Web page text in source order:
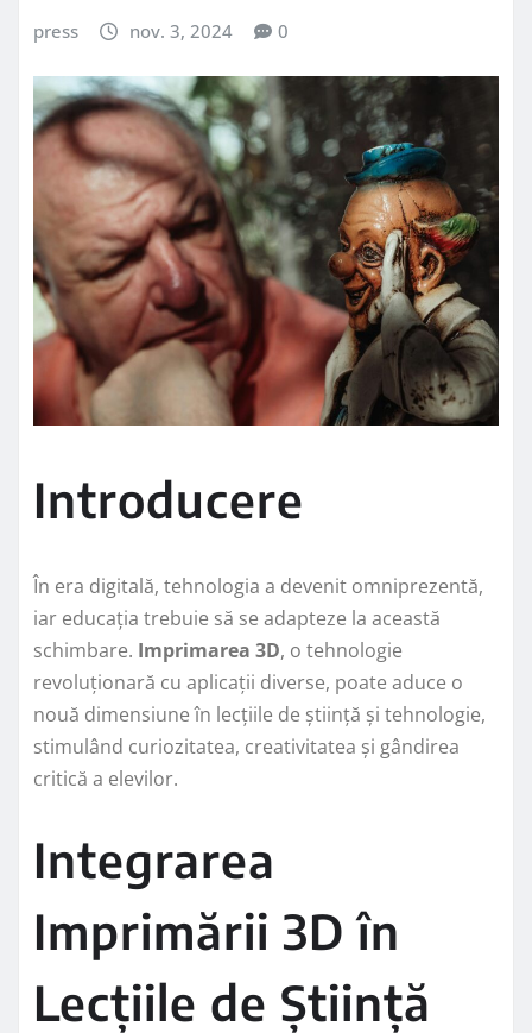
press nov. 3, 2024 0
Introducere
În era digitală, tehnologia a devenit omniprezentă,
iar educația trebuie să se adapteze la această
schimbare. Imprimarea 3D, o tehnologie
revoluționară cu aplicații diverse, poate aduce o
nouă dimensiune în lecțiile de știință și tehnologie,
stimulând curiozitatea, creativitatea și gândirea
critică a elevilor.
Integrarea
Imprimării 3D în
Lecțiile de Știință